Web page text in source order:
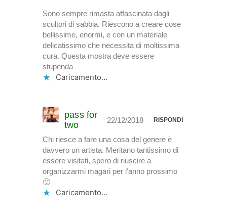
Sono sempre rimasta affascinata dagli
scultori di sabbia. Riescono a creare cose
bellissime, enormi, e con un materiale
delicatissimo che necessita di moltissima
cura. Questa mostra deve essere
stupenda
Caricamento...
pass for
two
22/12/2018 RISPONDI
Chi riesce a fare una cosa del genere è
davvero un artista. Meritano tantissimo di
essere visitati, spero di riuscire a
organizzarmi magari per l’anno prossimo
🙂
Caricamento...